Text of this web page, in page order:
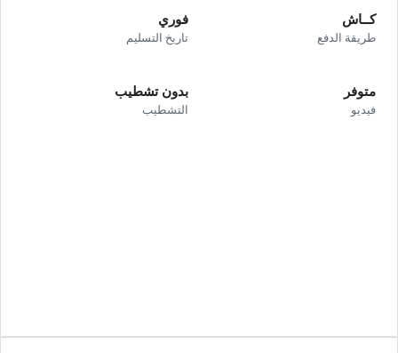
كــاش
طريقة الدفع
فوري
تاريخ التسليم
متوفر
فيديو
بدون تشطيب
التشطيب